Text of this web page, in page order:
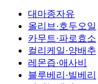
대마종자유
올리브·호두오일
카무트·파로효소
컬리케일·양배추
레몬즙·애사비
블루베리·빌베리